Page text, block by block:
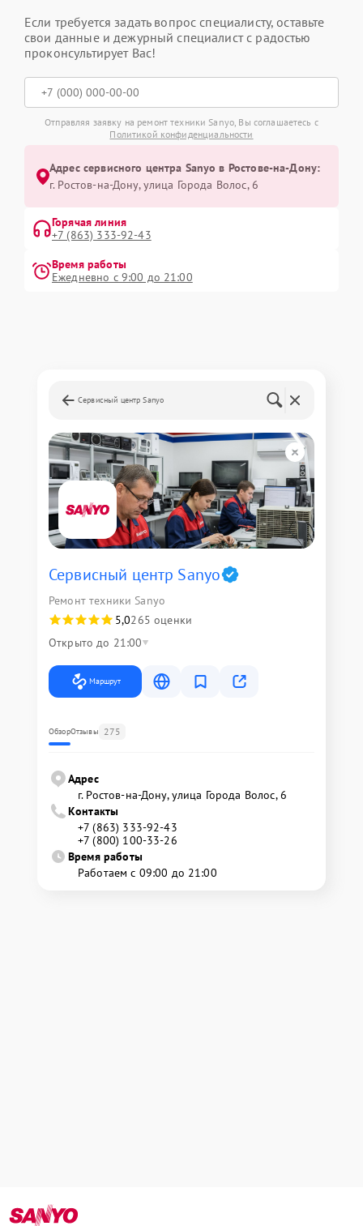
Если требуется задать вопрос специалисту, оставьте
свои данные и дежурный специалист с радостью
проконсультирует Вас!
Отправляя заявку на ремонт техники Sanyo, Вы соглашаетесь с
Политикой конфиденциальности
Адрес сервисного центра Sanyo в Ростове-на-Дону:
г. Ростов-на-Дону, улица Города Волос, 6
Горячая линия
+7 (863) 333-92-43
Время работы
Ежедневно с 9:00 до 21:00
Сервисный центр Sanyo
Сервисный центр Sanyo
Ремонт техники Sanyo
5,0265 оценки
Открыто до 21:00
Маршрут
ОбзорОтзывы 275
Адрес
г. Ростов-на-Дону, улица Города Волос, 6
Контакты
+7 (863) 333-92-43
+7 (800) 100-33-26
Время работы
Работаем с 09:00 до 21:00